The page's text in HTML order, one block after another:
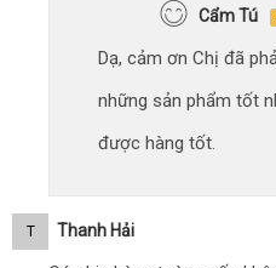
Cẩm Tú
Dạ, cảm ơn Chị đã
những sản phẩm tốt
được hàng tốt.
T Thanh Hải